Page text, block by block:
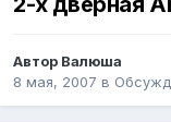
Автор Валюша
8 мая, 2007 в